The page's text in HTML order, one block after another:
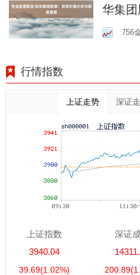
华集
与前景
756
行情指数
上证走势 深证
上证指数
3940.04
39.69(1.02%)
深证
200.89